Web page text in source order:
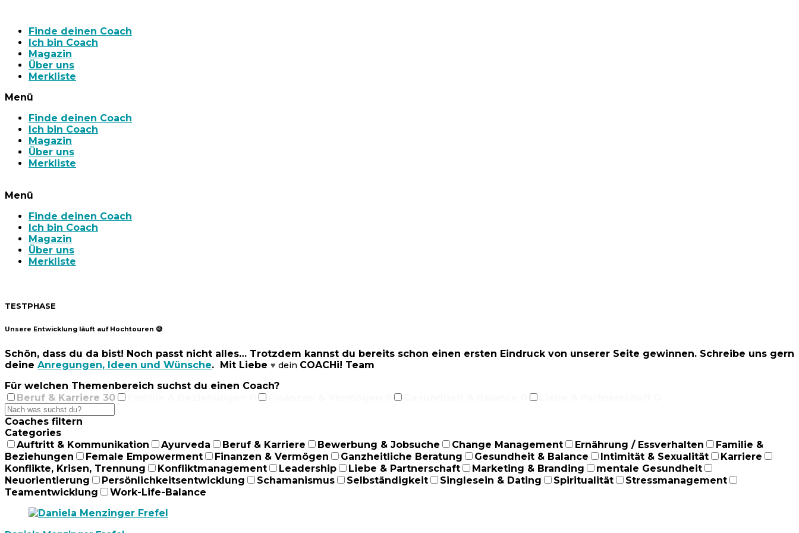
Finde deinen Coach
Ich bin Coach
Magazin
Über uns
Merkliste
Menü
Finde deinen Coach
Ich bin Coach
Magazin
Über uns
Merkliste
Menü
Finde deinen Coach
Ich bin Coach
Magazin
Über uns
Merkliste
TESTPHASE
Unsere Entwicklung läuft auf Hochtouren 😅
Schön, dass du da bist! Noch passt nicht alles… Trotzdem kannst du bereits schon einen ersten Eindruck von unserer Seite gewinnen. Schreibe uns gern
deine Anregungen, Ideen und Wünsche. Mit Liebe ♥ dein COACHi! Team
Für welchen Themenbereich suchst du einen Coach?
Beruf & Karriere 30
Coaches filtern
Categories
Auftritt & Kommunikation
Ayurveda Beruf & Karriere Bewerbung & Jobsuche Change Management Ernährung / Essverhalten
Familie &
Beziehungen
Female Empowerment Finanzen & Vermögen Ganzheitliche Beratung Gesundheit & Balance Intimität & Sexualität
Karriere
Konflikte, Krisen, Trennung
Konfliktmanagement Leadership Liebe & Partnerschaft Marketing & Branding
mentale Gesundheit
Neuorientierung
Persönlichkeitsentwicklung Schamanismus Selbständigkeit Singlesein & Dating Spiritualität
Stressmanagement
Teamentwicklung
Work-Life-Balance